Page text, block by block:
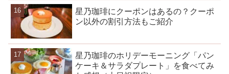
星乃珈琲にクーポンはあるの？クーポ
ン以外の割引方法もご紹介
星乃珈琲のホリデーモーニング「パン
ケーキ＆サラダプレート」を食べてみ